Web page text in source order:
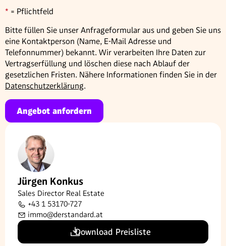
* = Pflichtfeld
Bitte füllen Sie unser Anfrageformular aus und geben Sie uns
eine Kontaktperson (Name, E-Mail Adresse und
Telefonnummer) bekannt. Wir verarbeiten Ihre Daten zur
Vertragserfüllung und löschen diese nach Ablauf der
gesetzlichen Fristen. Nähere Informationen finden Sie in der
Datenschutzerklärung.
Angebot anfordern
Jürgen Konkus
Sales Director Real Estate
+43 1 53170-727
immo@derstandard.at
Download Preisliste